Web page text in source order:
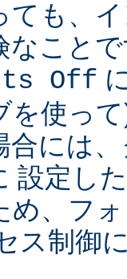
ても、
なこと
Off
を使っ
合には
設定し
め、フ
ス制御